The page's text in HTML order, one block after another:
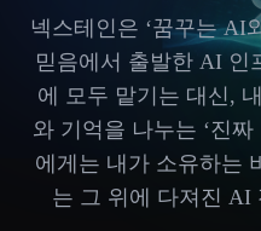
넥스테인은 ‘꿈꾸는 AI
믿음에서 출발한 AI 인
에 모두 맡기는 대신,
와 기억을 나누는 ‘진
에게는 내가 소유하는
는 그 위에 다져진 AI